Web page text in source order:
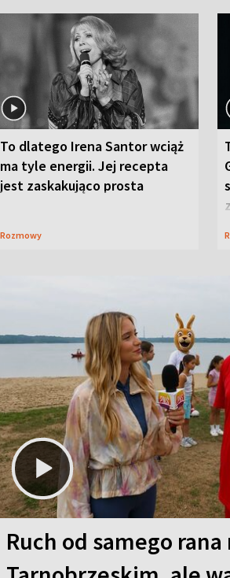
To dlatego Irena Santor wciąż
ma tyle energii. Jej recepta
jest zaskakująco prosta
Rozmowy
Ruch od samego